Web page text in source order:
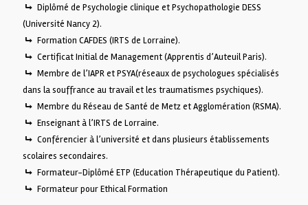
Diplômé de Psychologie clinique et Psychopathologie DESS
(Université Nancy 2).
Formation CAFDES (IRTS de Lorraine).
Certificat Initial de Management (Apprentis d’Auteuil Paris).
Membre de l’IAPR et PSYA(réseaux de psychologues spécialisés
dans la souffrance au travail et les traumatismes psychiques).
Membre du Réseau de Santé de Metz et Agglomération (RSMA).
Enseignant à l’IRTS de Lorraine.
Conférencier à l’université et dans plusieurs établissements
scolaires secondaires.
Formateur-Diplômé ETP (Education Thérapeutique du Patient).
Formateur pour Ethical Formation